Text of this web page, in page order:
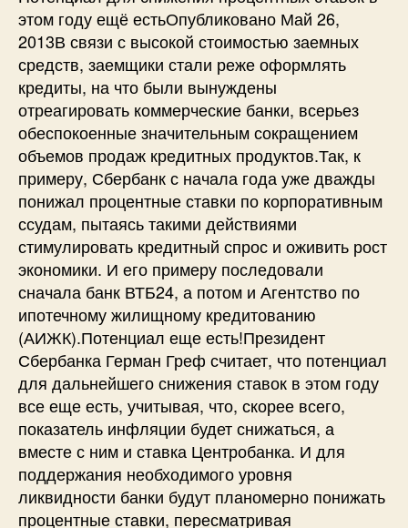
этом году ещё естьОпубликовано Май 26,
2013В связи с высокой стоимостью заемных
средств, заемщики стали реже оформлять
кредиты, на что были вынуждены
отреагировать коммерческие банки, всерьез
обеспокоенные значительным сокращением
объемов продаж кредитных продуктов.Так, к
примеру, Сбербанк с начала года уже дважды
понижал процентные ставки по корпоративным
ссудам, пытаясь такими действиями
стимулировать кредитный спрос и оживить рост
экономики. И его примеру последовали
сначала банк ВТБ24, а потом и Агентство по
ипотечному жилищному кредитованию
(АИЖК).Потенциал еще есть!Президент
Сбербанка Герман Греф считает, что потенциал
для дальнейшего снижения ставок в этом году
все еще есть, учитывая, что, скорее всего,
показатель инфляции будет снижаться, а
вместе с ним и ставка Центробанка. И для
поддержания необходимого уровня
ликвидности банки будут планомерно понижать
процентные ставки, пересматривая